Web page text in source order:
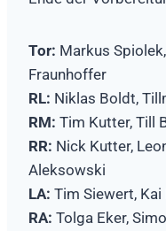
Tor: Markus
Fraunhoffer
RL: Niklas Boldt,
RM: Tim Kutter, Till
RR: Nick Kutter,
Aleksowski
LA: Tim Siewert,
RA: Tolga Eker,